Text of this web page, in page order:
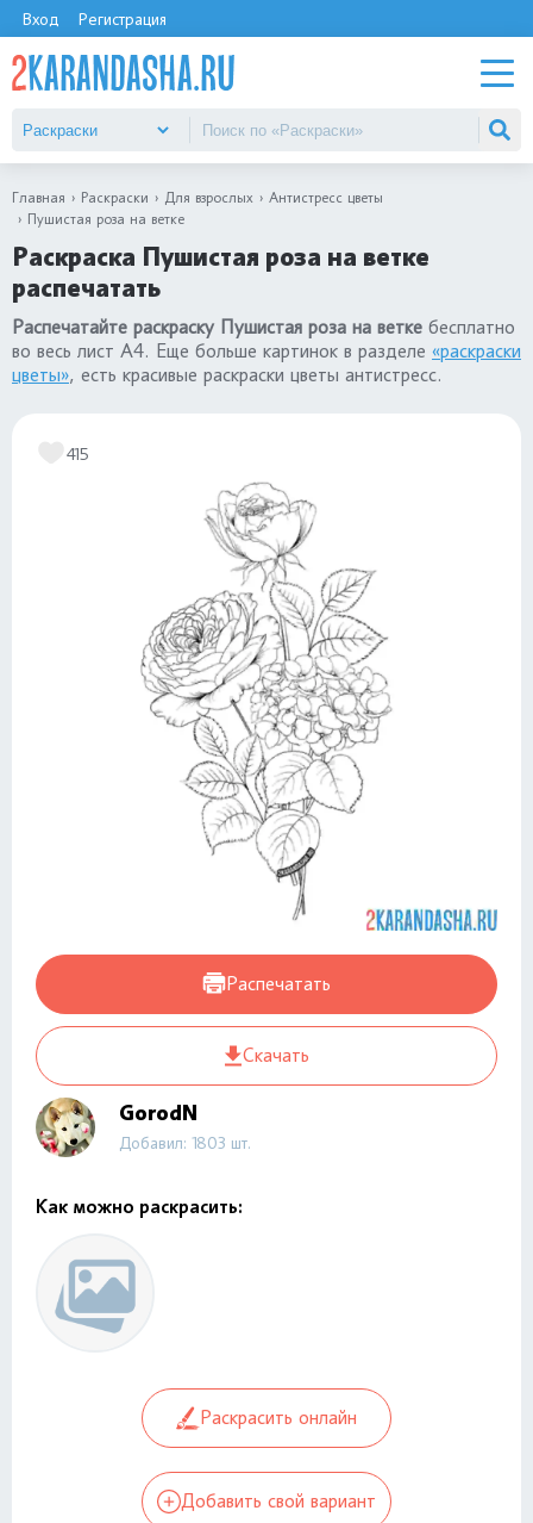
Вход Регистрация
Главная Раскраски Для взрослых
Антистресс цветы
Пушистая роза на ветке
Раскраска Пушистая роза на ветке
распечатать
Распечатайте раскраску Пушистая роза на ветке бесплатно
во весь лист А4. Еще больше картинок в разделе «раскраски
цветы», есть красивые раскраски цветы антистресс.
415
Распечатать
Скачать
GorodN
Добавил: 1803 шт.
Как можно раскрасить:
Раскрасить онлайн
Добавить свой вариант